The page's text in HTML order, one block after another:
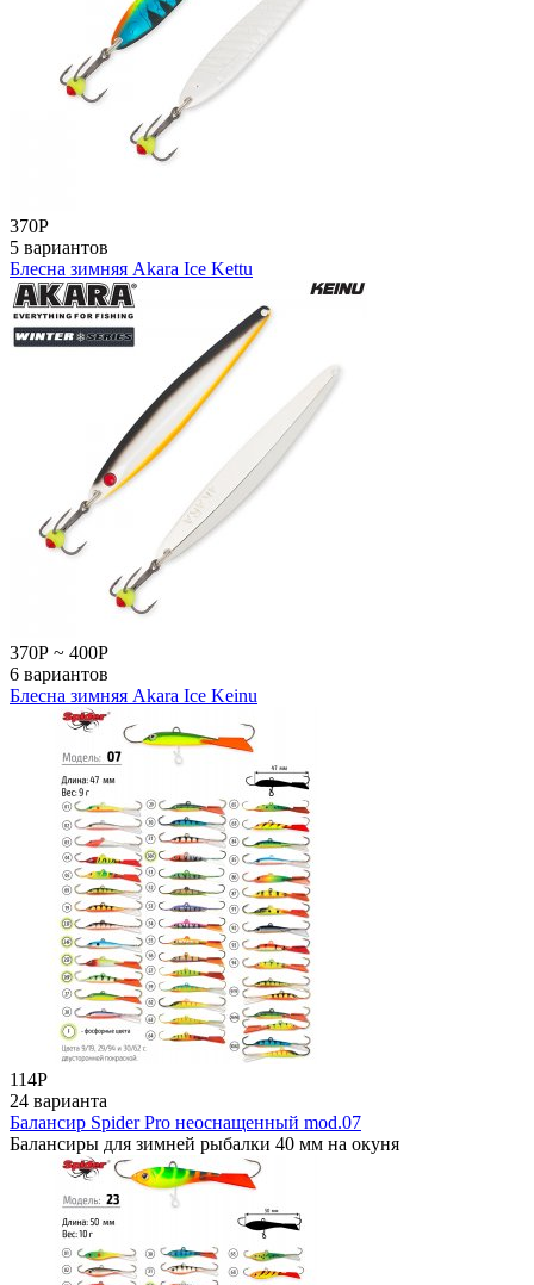
370Р
5 вариантов
Блесна зимняя Akara Ice Kettu
370Р ~ 400Р
6 вариантов
Блесна зимняя Akara Ice Keinu
114Р
24 варианта
Балансир Spider Pro неоснащенный mod.07
Балансиры для зимней рыбалки 40 мм на окуня